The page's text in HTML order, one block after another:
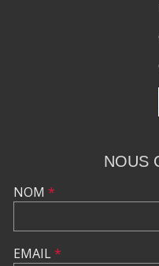
NOUS
NOM *
EMAIL*